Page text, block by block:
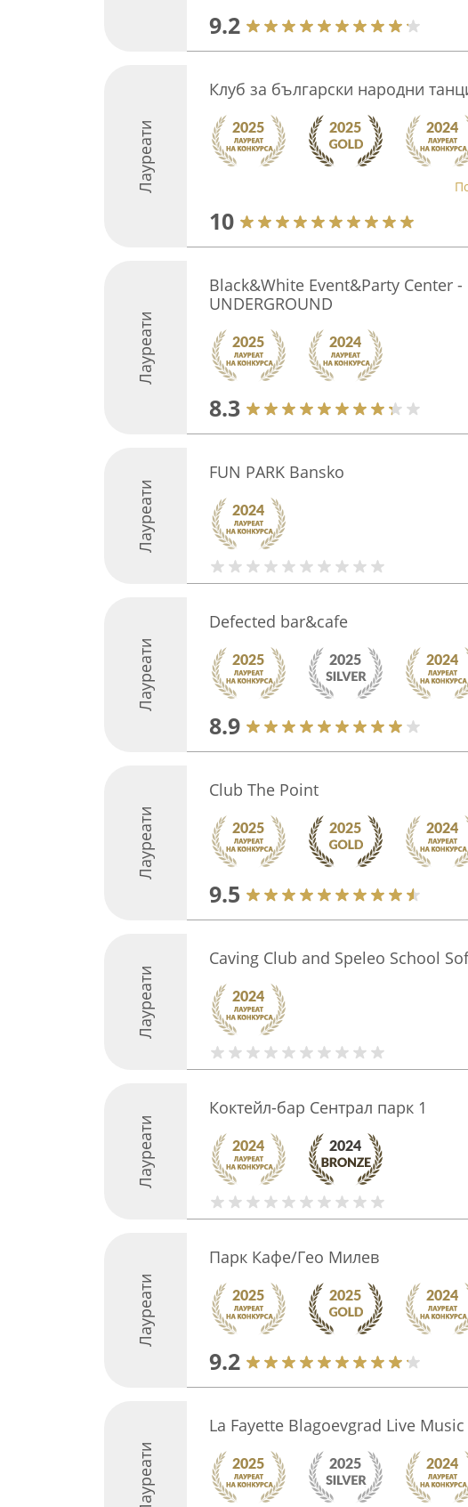
9.2
Лауреати
Клуб за български народни
10
Лауреати
Black&White Event&Party Center -
UNDERGROUND
8.3
Лауреати
FUN PARK Bansko
Лауреати
Defected bar&cafe
8.9
Лауреати
Club The Point
9.5
Лауреати
Caving Club and Speleo School
Лауреати
Коктейл-бар Сентрал парк 1
Лауреати
Парк Кафе/Гео Милев
9.2
Лауреати
La Fayette Blagoevgrad Live